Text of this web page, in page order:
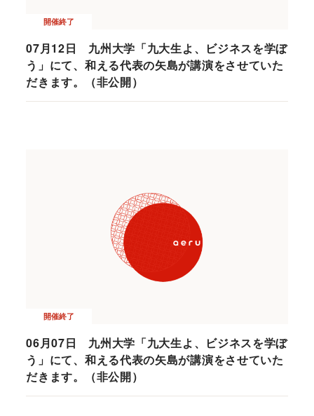
開催終了
07月12日 九州大学「九大生よ、ビジネスを学ぼ
う」にて、和える代表の矢島が講演をさせていた
だきます。（非公開）
開催終了
06月07日 九州大学「九大生よ、ビジネスを学ぼ
う」にて、和える代表の矢島が講演をさせていた
だきます。（非公開）